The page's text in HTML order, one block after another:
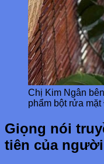
Chị Kim Ngân
phẩm bột rửa
Giọng nói
tiên của